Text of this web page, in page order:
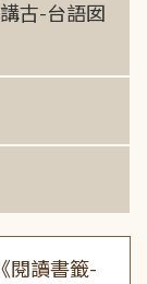
古-台語囡
閱讀書籤-